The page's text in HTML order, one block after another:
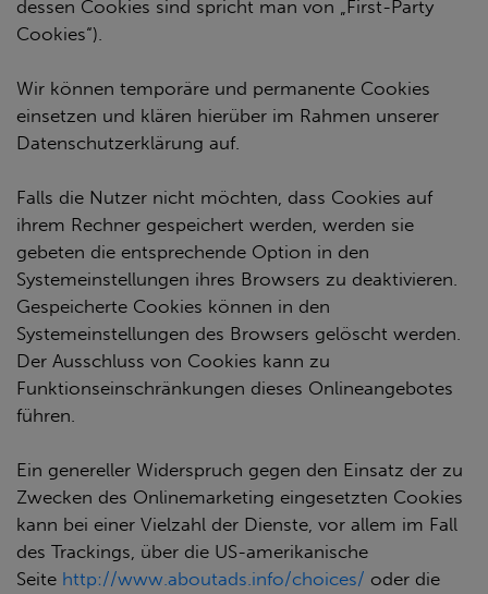
dessen Cookies sind spricht man von „First-Party
Cookies“).
Wir können temporäre und permanente Cookies
einsetzen und klären hierüber im Rahmen unserer
Datenschutzerklärung auf.
Falls die Nutzer nicht möchten, dass Cookies auf
ihrem Rechner gespeichert werden, werden sie
gebeten die entsprechende Option in den
Systemeinstellungen ihres Browsers zu deaktivieren.
Gespeicherte Cookies können in den
Systemeinstellungen des Browsers gelöscht werden.
Der Ausschluss von Cookies kann zu
Funktionseinschränkungen dieses Onlineangebotes
führen.
Ein genereller Widerspruch gegen den Einsatz der zu
Zwecken des Onlinemarketing eingesetzten Cookies
kann bei einer Vielzahl der Dienste, vor allem im Fall
des Trackings, über die US-amerikanische
Seite http://www.aboutads.info/choices/ oder die